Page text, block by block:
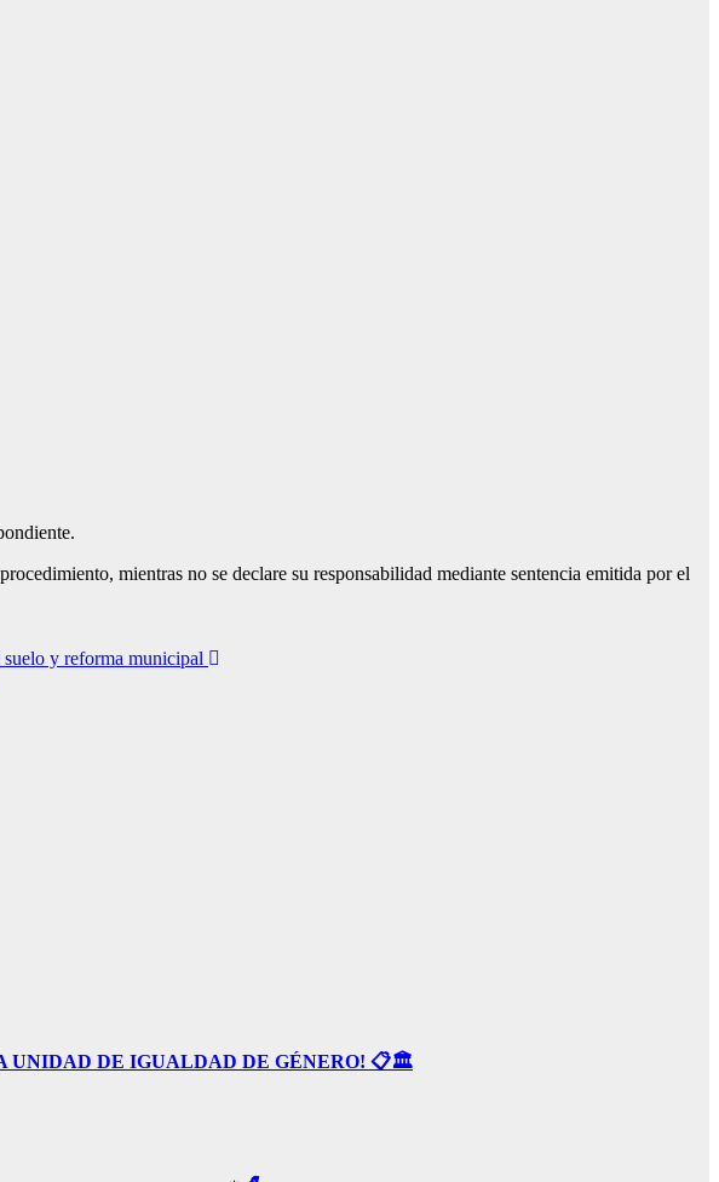
mientras no se declare su responsabilidad mediante sentencia emitida por el
y reforma municipal
UNIDAD DE IGUALDAD DE GÉNERO! 📋🏛️